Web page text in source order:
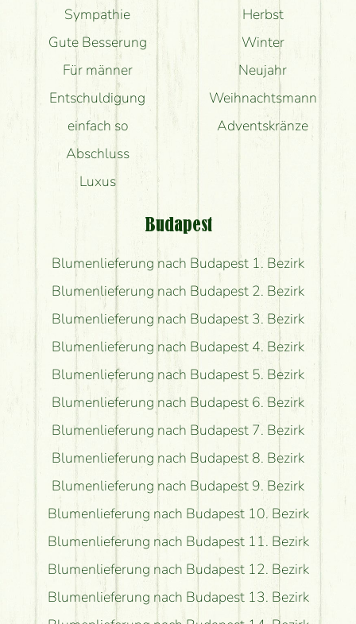
Sympathie
Gute Besserung
Für männer
Entschuldigung
einfach so
Abschluss
Luxus
Herbst
Winter
Neujahr
Weihnachtsmann
Adventskränze
Budapest
Blumenlieferung nach Budapest 1. Bezirk
Blumenlieferung nach Budapest 2. Bezirk
Blumenlieferung nach Budapest 3. Bezirk
Blumenlieferung nach Budapest 4. Bezirk
Blumenlieferung nach Budapest 5. Bezirk
Blumenlieferung nach Budapest 6. Bezirk
Blumenlieferung nach Budapest 7. Bezirk
Blumenlieferung nach Budapest 8. Bezirk
Blumenlieferung nach Budapest 9. Bezirk
Blumenlieferung nach Budapest 10. Bezirk
Blumenlieferung nach Budapest 11. Bezirk
Blumenlieferung nach Budapest 12. Bezirk
Blumenlieferung nach Budapest 13. Bezirk